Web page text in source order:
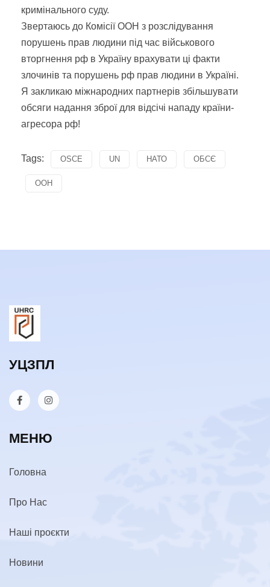
кримінального суду.
Звертаюсь до Комісії ООН з розслідування
порушень прав людини під час військового
вторгнення рф в Україну врахувати ці факти
злочинів та порушень рф прав людини в Україні.
Я закликаю міжнародних партнерів збільшувати
обсяги надання зброї для відсічі нападу країни-
агресора рф!
Tags: OSCE UN НАТО ОБСЄ
ООН
УЦЗПЛ
МЕНЮ
Головна
Про Нас
Наші проєкти
Новини